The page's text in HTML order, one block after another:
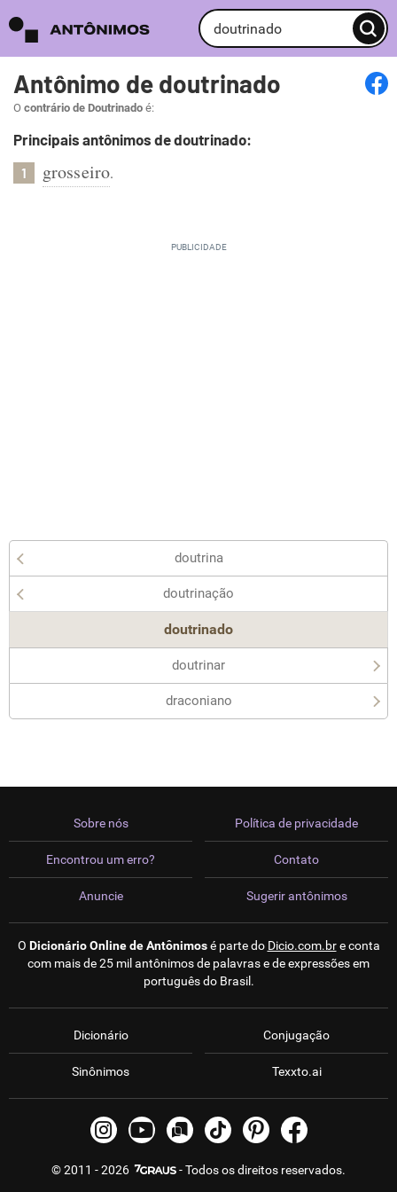
Antônimo de doutrinado
O contrário de Doutrinado é:
Principais antônimos de doutrinado:
1 grosseiro.
doutrina
doutrinação
doutrinado
doutrinar
draconiano
Sobre nós
Encontrou um erro?
Anuncie
Política de privacidade
Contato
Sugerir antônimos
O Dicionário Online de Antônimosé parte do Dicio.com.bre conta
com mais de 25 mil antônimos de palavras e de expressões em
português do Brasil.
Dicionário
Sinônimos
Conjugação
Texxto.ai
© 2011 - 2026 - Todos os direitos reservados.